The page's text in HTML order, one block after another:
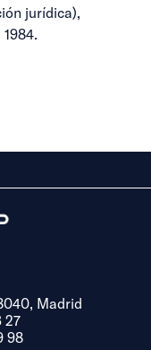
jurídica),
Madrid
27
98